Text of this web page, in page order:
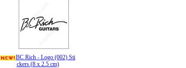
BC Rich - Logo (002) Sti
ckers (8 x 2.5 cm)